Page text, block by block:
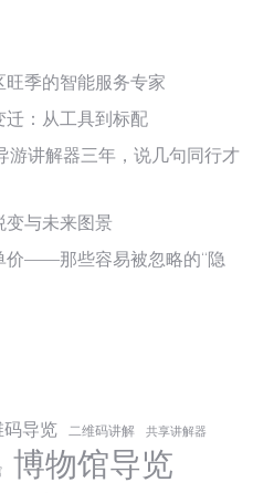
季的智能服务专家
：从工具到标配
游讲解器三年，说几句同行才
变与未来图景
价——那些容易被忽略的“隐
导览 二维码讲解 共享讲解器
博物馆导览